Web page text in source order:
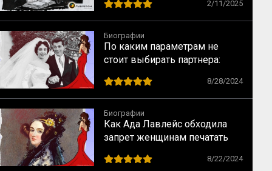
2/11/2025
Биографии
По каким параметрам не
стоит выбирать партнера:
8/28/2024
Биографии
Как Ада Лавлейс обходила
запрет женщинам печатать
8/22/2024